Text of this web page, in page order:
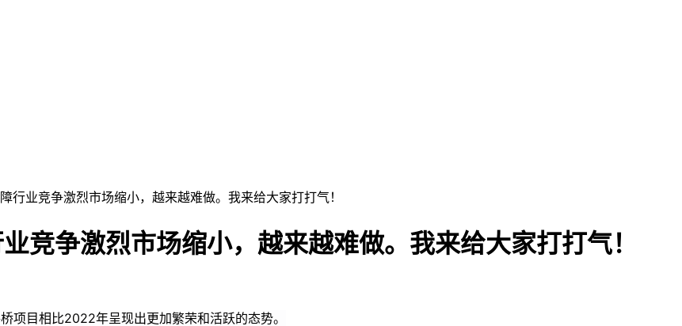
行业竞争激烈市场缩小，越来越难做。我来给大家打打气！
竞争激烈市场缩小，越来越难做。我来给大家打打气！
项目相比2022年呈现出更加繁荣和活跃的态势。